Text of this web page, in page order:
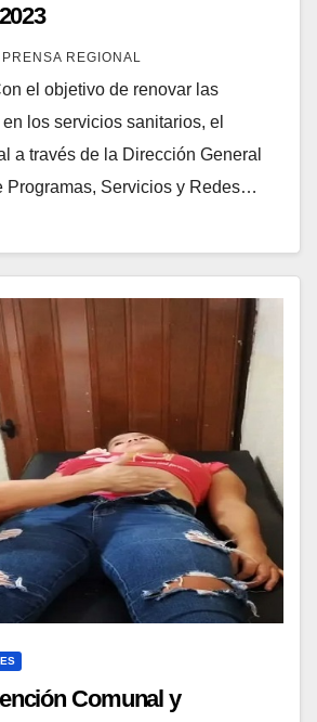
PRENSA REGIONAL
el objetivo de renovar las
los servicios sanitarios, el
a través de la Dirección General
Programas, Servicios y Redes…
Comunal y